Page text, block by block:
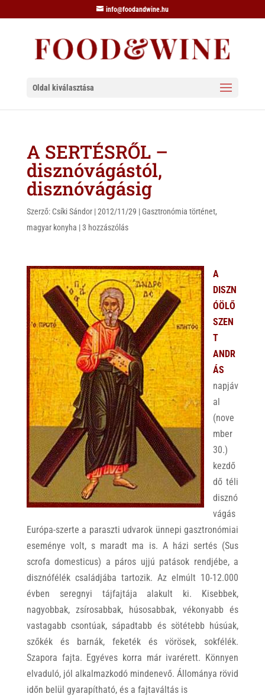
info@foodandwine.hu
Oldal kiválasztása
A SERTÉSRŐL –
disznóvágástól,
disznóvágásig
Szerző: Csíki Sándor|2012/11/29 |Gasztronómia történet,
magyar konyha |3 hozzászólás
A
DISZN
ÓÖLŐ
SZEN
T
ANDR
ÁS
napjáv
al
(nove
mber
30.)
kezdő
dő téli
disznó
vágás
Európa-szerte a paraszti udvarok ünnepi gasztronómiai
eseménye volt, s maradt ma is. A házi sertés (Sus
scrofa domesticus) a páros ujjú patások rendjébe, a
disznófélék családjába tartozik. Az elmúlt 10-12.000
évben seregnyi tájfajtája alakult ki. Kisebbek,
nagyobbak, zsírosabbak, húsosabbak, vékonyabb és
vastagabb csontúak, sápadtabb és sötétebb húsúak,
szőkék és barnák, feketék és vörösek, sokfélék.
Szapora fajta. Egyéves korra már ivarérett. Könnyen
elvaduló, jól alkalmazkodó mindenevő. Állománya rövid
időn belül gyarapítható, és a fajtaváltás is